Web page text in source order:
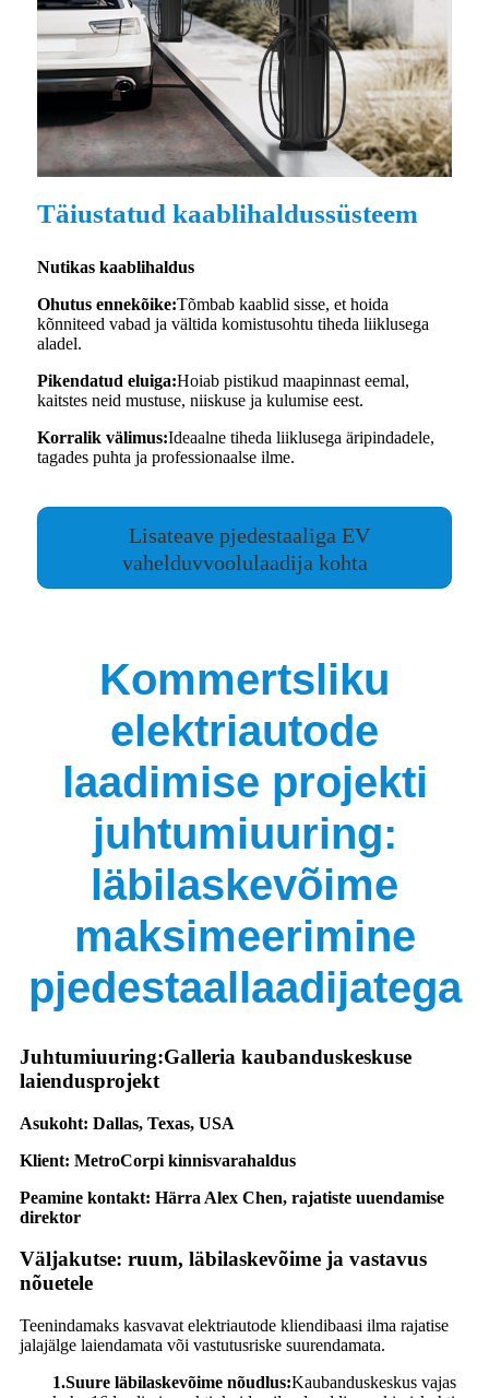
Täiustatud kaablihaldussüsteem
Nutikas kaablihaldus
Ohutus ennekõike:Tõmbab kaablid sisse, et hoida
kõnniteed vabad ja vältida komistusohtu tiheda liiklusega
aladel.
Pikendatud eluiga:Hoiab pistikud maapinnast eemal,
kaitstes neid mustuse, niiskuse ja kulumise eest.
Korralik välimus:Ideaalne tiheda liiklusega äripindadele,
tagades puhta ja professionaalse ilme.
Lisateave pjedestaaliga EV
vahelduvvoolulaadija kohta
Kommertsliku
elektriautode
laadimise projekti
juhtumiuuring:
läbilaskevõime
maksimeerimine
pjedestaallaadijatega
Juhtumiuuring:Galleria kaubanduskeskuse
laiendusprojekt
Asukoht: Dallas, Texas, USA
Klient: MetroCorpi kinnisvarahaldus
Peamine kontakt: Härra Alex Chen, rajatiste uuendamise
direktor
Väljakutse: ruum, läbilaskevõime ja vastavus
nõuetele
Teenindamaks kasvavat elektriautode kliendibaasi ilma rajatise
jalajälge laiendamata või vastutusriske suurendamata.
1.Suure läbilaskevõime nõudlus:Kaubanduskeskus vajas